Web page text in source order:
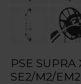
PSE SUPRA
SE2/M2/